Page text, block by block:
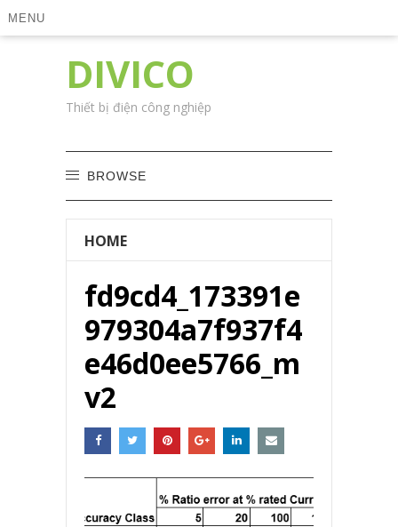
MENU
DIVICO
Thiết bị điện công nghiệp
BROWSE
HOME
fd9cd4_173391e
979304a7f937f4
e46d0ee5766_m
v2